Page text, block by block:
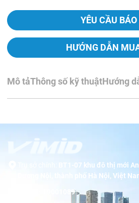
YÊU CẦU
HƯỚNG DẪN
Mô tảThông số kỹ thuậtHướng
BT1-07 khu đô thị mới
Dương Nội, thành phố Hà Nội, Việt
19001089